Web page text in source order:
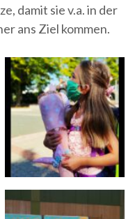
damit sie v.a. in der
ans Ziel kommen.